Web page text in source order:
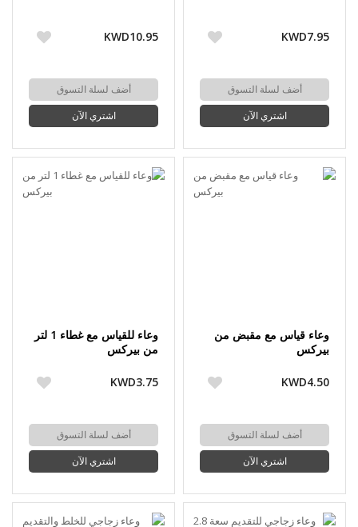
KWD7.95
أضف لسلة التسوق
اشتري الآن
KWD10.95
أضف لسلة التسوق
اشتري الآن
وعاء قياس مع مقبض من
بيركس
KWD4.50
أضف لسلة التسوق
اشتري الآن
وعاء للقياس مع غطاء 1 لتر
من بيركس
KWD3.75
أضف لسلة التسوق
اشتري الآن